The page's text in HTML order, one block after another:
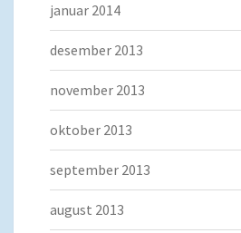
januar 2014
desember 2013
november 2013
oktober 2013
september 2013
august 2013